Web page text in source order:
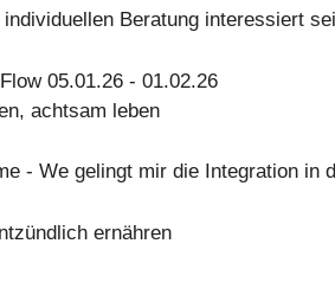
Beratung interessiert
05.01.26 - 01.02.26
achtsam leben
- We gelingt mir die Integration in
ernähren